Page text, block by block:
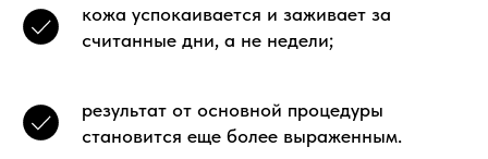
кожа успокаивается и заживает за
считанные дни, а не недели;
результат от основной процедуры
становится еще более выраженным.